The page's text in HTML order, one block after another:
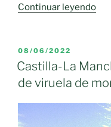
Continuar leyendo
el
de
PUBLICADO
EL
08/06/2022
Castilla-La
de viruela de